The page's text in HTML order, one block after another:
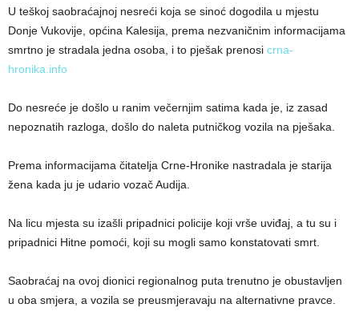
U teškoj saobraćajnoj nesreći koja se sinoć dogodila u mjestu
Donje Vukovije, općina Kalesija, prema nezvaničnim informacijama
smrtno je stradala jedna osoba, i to pješak prenosi crna-
hronika.info
Do nesreće je došlo u ranim večernjim satima kada je, iz zasad
nepoznatih razloga, došlo do naleta putničkog vozila na pješaka.
Prema informacijama čitatelja Crne-Hronike nastradala je starija
žena kada ju je udario vozač Audija.
Na licu mjesta su izašli pripadnici policije koji vrše uviđaj, a tu su i
pripadnici Hitne pomoći, koji su mogli samo konstatovati smrt.
Saobraćaj na ovoj dionici regionalnog puta trenutno je obustavljen
u oba smjera, a vozila se preusmjeravaju na alternativne pravce.